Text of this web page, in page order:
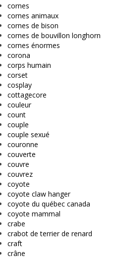
cornes
cornes animaux
cornes de bison
cornes de bouvillon longhorn
cornes énormes
corona
corps humain
corset
cosplay
cottagecore
couleur
count
couple
couple sexué
couronne
couverte
couvre
couvrez
coyote
coyote claw hanger
coyote du québec canada
coyote mammal
crabe
crabot de terrier de renard
craft
crâne